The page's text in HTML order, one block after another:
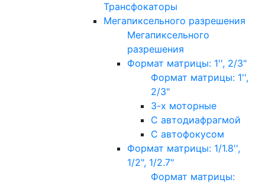
Трансфокаторы
Мегапиксельного разрешения
Мегапиксельного
разрешения
Формат матрицы: 1'', 2/3"
Формат матрицы: 1'',
2/3"
3-х моторные
С автодиафрагмой
С автофокусом
Формат матрицы: 1/1.8'',
1/2", 1/2.7"
Формат матрицы: